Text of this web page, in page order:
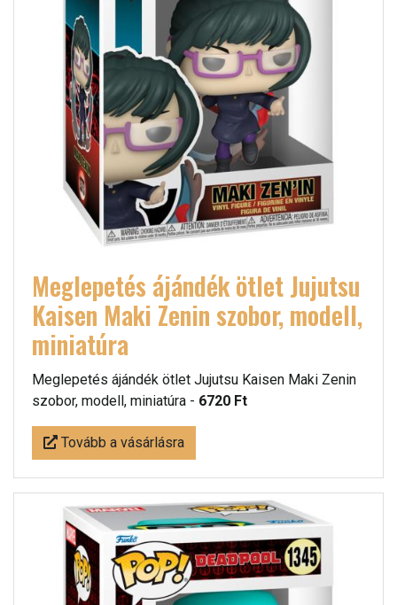
Meglepetés ájándék ötlet Jujutsu
Kaisen Maki Zenin szobor, modell,
miniatúra
Meglepetés ájándék ötlet Jujutsu Kaisen Maki Zenin
szobor, modell, miniatúra - 6720 Ft
Tovább a vásárlásra